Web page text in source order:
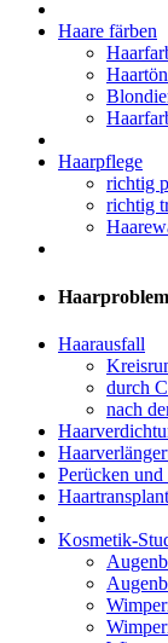
Haare färben
Haarpflege
richtig
richtig
Haarausfall
durch
nach
Perücken
Kosmetik-